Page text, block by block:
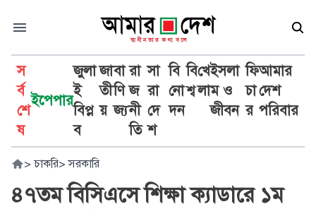
স
র্ব
শে
ষ
ইপেপার
জুলা
ই
বিপ্ল
ব
জা
তী
য়
বা
ণি
জ্য
রা
জ
নী
তি
সা
রা
দে
শ
বি
নো
দন
বি
শ্ব
খে
লা
ইসলা
ম ও
জীবন
ফি
চা
র
আমার
দেশ
পরিবার
> চাকরি> সরকারি
৪৭তম বিসিএসে শিক্ষা ক্যাডারে ১ম